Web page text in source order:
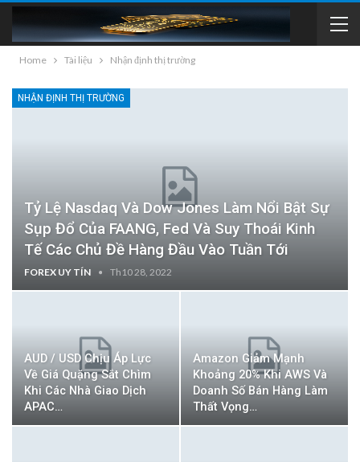
Home Tài liệu Nhận định thị trường
NHẬN ĐỊNH THỊ TRƯỜNG
Tỷ Lệ Nasdaq Và Dow Jones Làm Nổi Bật Sự
Sụp Đổ Của FAANG, Fed Và Suy Thoái Kinh
Tế Các Chủ Đề Hàng Đầu Vào Tuần Tới
FOREX UY TÍN Th10 28, 2022
AUD / USD Chịu Áp Lực
Về Giá Quặng Sắt Chìm
Khi Các Nhà Giao Dịch
APAC…
Amazon Giảm Mạnh
Khoảng 20% Khi AWS Và
Doanh Số Bán Hàng Làm
Thất Vọng…